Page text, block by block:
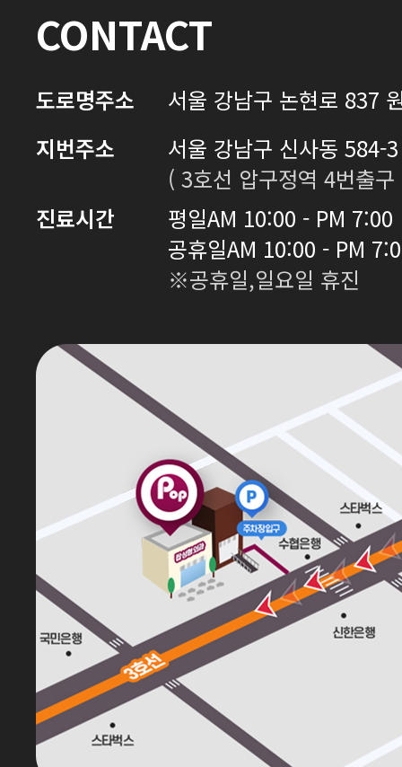
CONTACT
도로명주소
서울 강남구 논현로 837
지번주소
서울 강남구 신사동 584-
( 3호선 압구정역 4번출
진료시간
평일AM 10:00 - PM 7:00
공휴일AM 10:00 - PM
※공휴일,일요일 휴진